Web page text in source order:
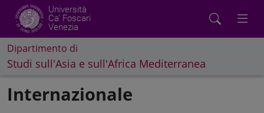
Università
Ca' Foscari
Venezia
Dipartimento di
Studi sull'Asia e sull'Africa Mediterranea
Internazionale